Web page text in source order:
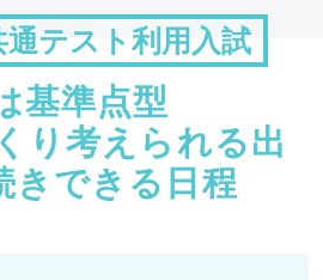
通テスト利用入試
基準点型
り考えられる出
きできる日程